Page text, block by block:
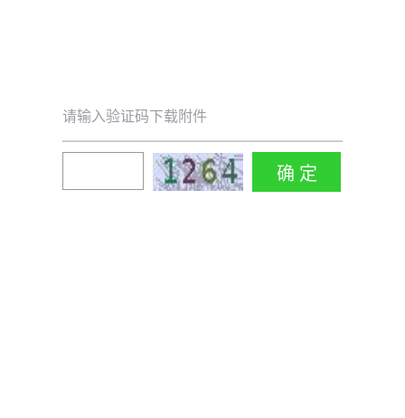
请输入验证码下载附件